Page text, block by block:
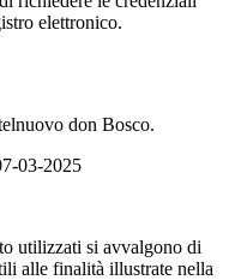
elettronico.
don Bosco.
03-2025
utilizzati si avvalgono di
alle finalità illustrate nella